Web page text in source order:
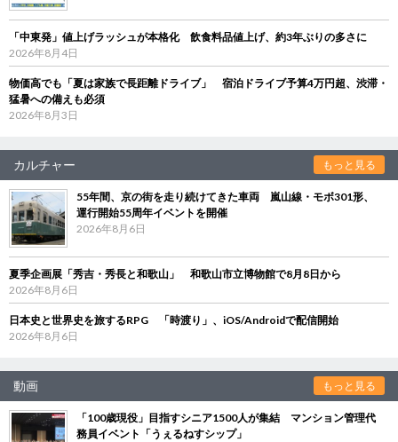
「中東発」値上げラッシュが本格化 飲食料品値上げ、約3年ぶりの多さに
2026年8月4日
物価高でも「夏は家族で長距離ドライブ」 宿泊ドライブ予算4万円超、渋滞・
猛暑への備えも必須
2026年8月3日
カルチャー もっと見る
55年間、京の街を走り続けてきた車両 嵐山線・モボ301形、
運行開始55周年イベントを開催
2026年8月6日
夏季企画展「秀吉・秀長と和歌山」 和歌山市立博物館で8月8日から
2026年8月6日
日本史と世界史を旅するRPG 「時渡り」、iOS/Androidで配信開始
2026年8月6日
動画 もっと見る
「100歳現役」目指すシニア1500人が集結 マンション管理代
務員イベント「うぇるねすシップ」